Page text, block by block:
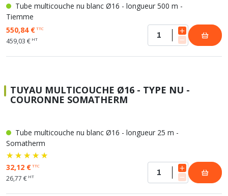
Tube multicouche nu blanc Ø16 - longueur 500 m -
Tiemme
550,84 €TTC
459,03 € HT
TUYAU MULTICOUCHE Ø16 - TYPE NU -
COURONNE SOMATHERM
Tube multicouche nu blanc Ø16 - longueur 25 m -
Somatherm
32,12 €TTC
26,77 € HT